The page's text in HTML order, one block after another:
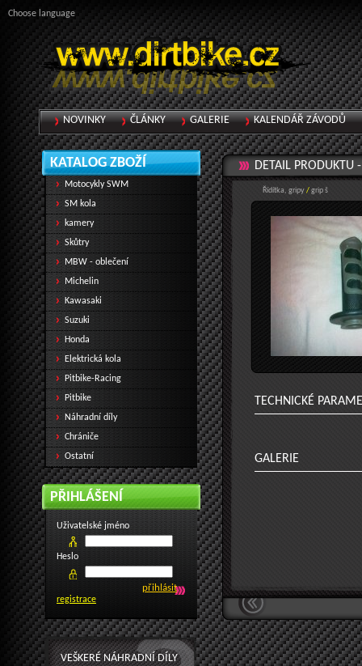
DETAIL PRODUKTU
Řídítka, gripy/grip š
TECHNICKÉ
GALERIE
KATALOG ZBOŽÍ
Motocykly SWM
SM kola
kamery
Skůtry
MBW - oblečení
Michelin
Kawasaki
Suzuki
Honda
Elektrická kola
Pitbike-Racing
Pitbike
Náhradní díly
Chrániče
Ostatní
PŘIHLÁŠENÍ
Uživatelské jméno
Heslo
registrace
VEŠKERÉ NÁHRADNÍ DÍLY
NOVINKY ČLÁNKY GALERIE KALENDÁŘ ZÁVODŮ
Choose language